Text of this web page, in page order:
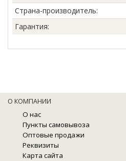
Страна-производитель:
Гарантия:
О КОМПАНИИ
О нас
Пункты самовывоза
Оптовые продажи
Реквизиты
Карта сайта